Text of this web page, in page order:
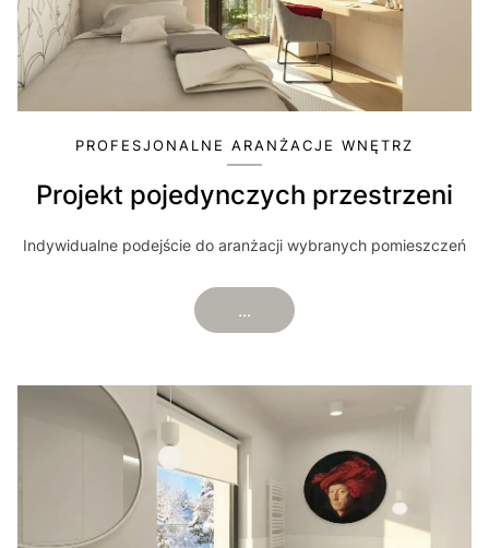
PROFESJONALNE ARANŻACJE WNĘTRZ
Projekt pojedynczych przestrzeni
Indywidualne podejście do aranżacji wybranych pomieszczeń
...